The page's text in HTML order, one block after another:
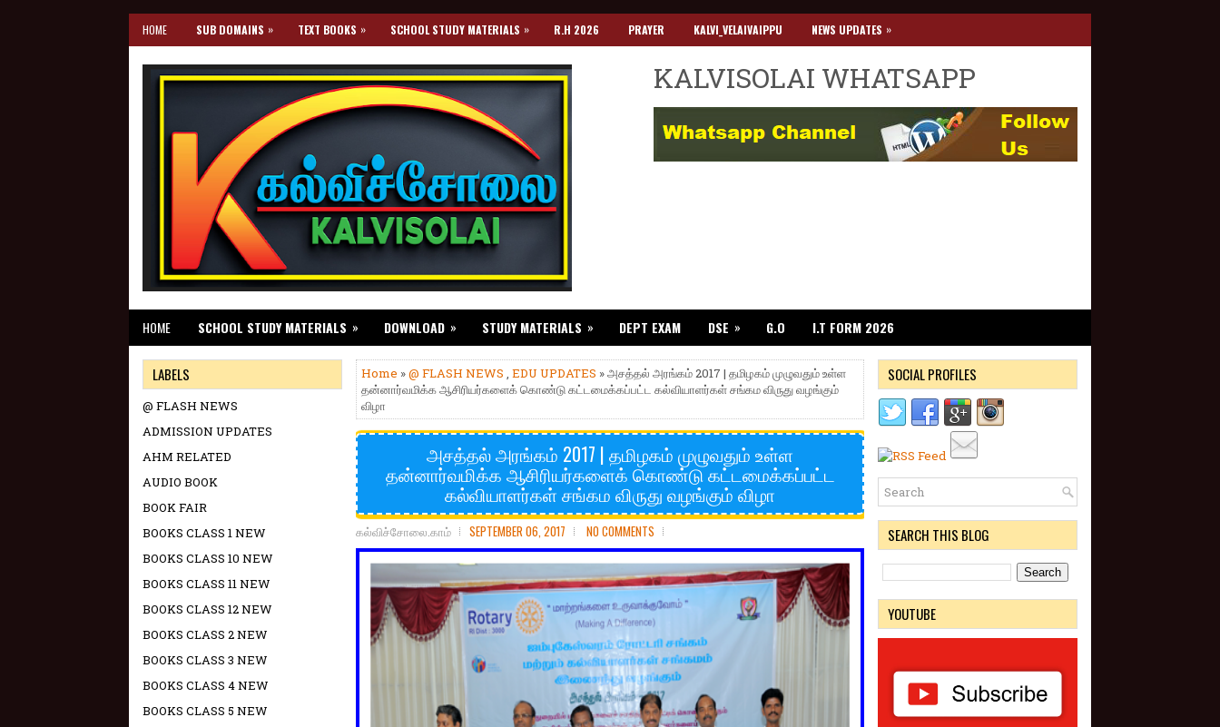
HOME SUB DOMAINS » TEXT BOOKS » SCHOOL STUDY MATERIALS » R.H 2026 PRAYER KALVI_VELAIVAIPPU NEWS UPDATES »
KALVISOLAI WHATSAPP
HOME SCHOOL STUDY MATERIALS » DOWNLOAD » STUDY MATERIALS » DEPT EXAM DSE » G.O I.T FORM 2026
Home »@ FLASH NEWS , EDU UPDATES » அசத்தல் அரங்கம் 2017 | தமிழகம் முழுவதும் உள்ள
தன்னார்வமிக்க ஆசிரியர்களைக் கொண்டு கட்டமைக்கப்பட்ட கல்வியாளர்கள் சங்கம விருது வழங்கும்
விழா
அசத்தல் அரங்கம் 2017 | தமிழகம் முழுவதும் உள்ள
தன்னார்வமிக்க ஆசிரியர்களைக் கொண்டு கட்டமைக்கப்பட்ட
கல்வியாளர்கள் சங்கம விருது வழங்கும் விழா
கல்விச்சோலை.காம் SEPTEMBER 06, 2017 NO COMMENTS
LABELS
@ FLASH NEWS
ADMISSION UPDATES
AHM RELATED
AUDIO BOOK
BOOK FAIR
BOOKS CLASS 1 NEW
BOOKS CLASS 10 NEW
BOOKS CLASS 11 NEW
BOOKS CLASS 12 NEW
BOOKS CLASS 2 NEW
BOOKS CLASS 3 NEW
BOOKS CLASS 4 NEW
BOOKS CLASS 5 NEW
SOCIAL PROFILES
SEARCH THIS BLOG
YOUTUBE